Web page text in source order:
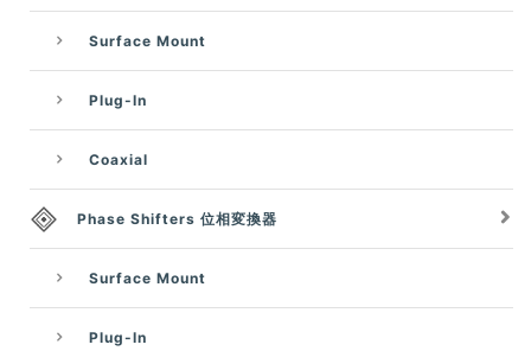
Surface Mount
Plug-In
Coaxial
Phase Shifters 位相変換器
Surface Mount
Plug-In